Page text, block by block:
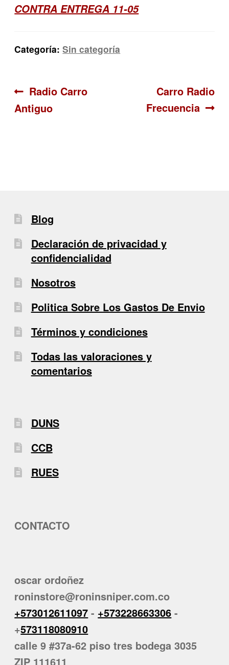
CONTRA ENTREGA 11-05
Categoría:Sin categoría
Navegación
de
Anterior:
Radio Carro
Antiguo
Siguiente:
Carro Radio
Frecuencia
Blog
Declaración de privacidad y
confidencialidad
Nosotros
Politica Sobre Los Gastos De Envio
Términos y condiciones
Todas las valoraciones y
comentarios
DUNS
CCB
RUES
CONTACTO
oscar ordoñez
roninstore@roninsniper.com.co
+573012611097 - +573228663306 -
+573118080910
calle 9 #37a-62 piso tres bodega 3035
ZIP 111611